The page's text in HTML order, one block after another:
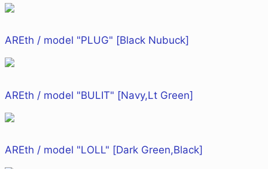
AREth / model "PLUG" [Black Nubuck]
AREth / model "BULIT" [Navy,Lt Green]
AREth / model "LOLL" [Dark Green,Black]